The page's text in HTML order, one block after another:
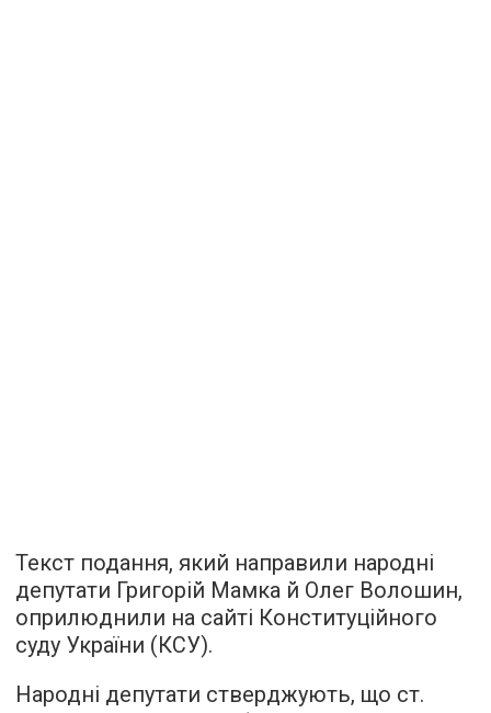
Текст подання, який направили народні
депутати Григорій Мамка й Олег Волошин,
оприлюднили на сайті Конституційного
суду України (КСУ).
Народні депутати стверджують, що ст.